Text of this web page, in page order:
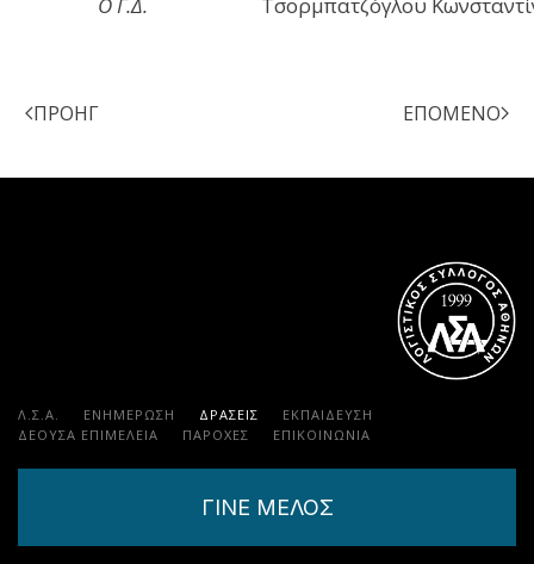
ΠΡΟΗΓ ΕΠΌΜΕΝΟ
Λ.Σ.Α. ΕΝΗΜΕΡΩΣΗ ΔΡΑΣΕΙΣ
ΕΚΠΑΊΔΕΥΣΗ
ΔΕΟΥΣΑ ΕΠΙΜΕΛΕΙΑ
ΠΑΡΟΧΈΣ ΕΠΙΚΟΙΝΩΝΊΑ
ΓΙΝΕ ΜΕΛΟΣ